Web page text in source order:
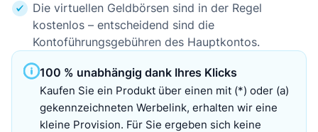
Die virtuellen Geldbörsen sind in der Regel
kostenlos – entscheidend sind die
Kontoführungsgebühren des Hauptkontos.
100 % unabhängig dank Ihres Klicks
Kaufen Sie ein Produkt über einen mit (*) oder (a)
gekennzeichneten Werbelink, erhalten wir eine
kleine Provision. Für Sie ergeben sich keine